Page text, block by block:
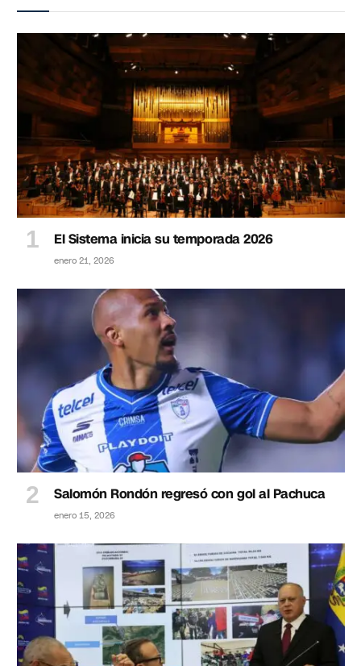
El Sistema inicia su temporada 2026
enero 21, 2026
Salomón Rondón regresó con gol al Pachuca
enero 15, 2026